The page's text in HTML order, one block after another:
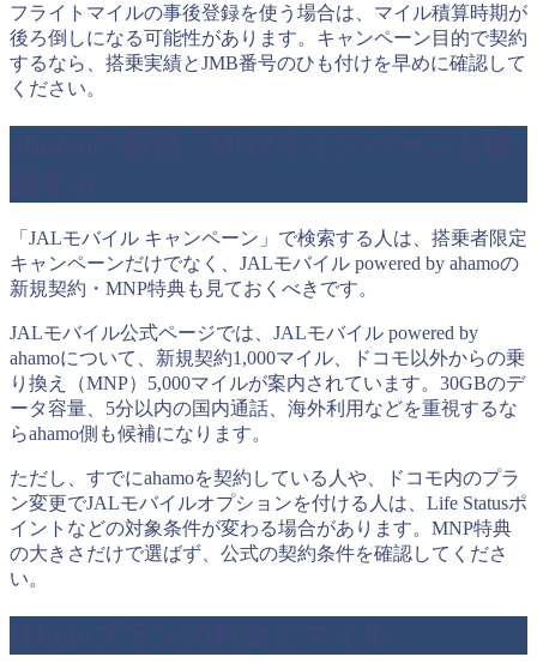
フライトマイルの事後登録を使う場合は、マイル積算時期が
後ろ倒しになる可能性があります。キャンペーン目的で契約
するなら、搭乗実績とJMB番号のひも付けを早めに確認して
ください。
「JALモバイル キャンペーン」で検索する人は、搭乗者限定
キャンペーンだけでなく、JALモバイル powered by ahamoの
新規契約・MNP特典も見ておくべきです。
JALモバイル公式ページでは、JALモバイル powered by
ahamoについて、新規契約1,000マイル、ドコモ以外からの乗
り換え（MNP）5,000マイルが案内されています。30GBのデ
ータ容量、5分以内の国内通話、海外利用などを重視するな
らahamo側も候補になります。
ただし、すでにahamoを契約している人や、ドコモ内のプラ
ン変更でJALモバイルオプションを付ける人は、Life Statusポ
イントなどの対象条件が変わる場合があります。MNP特典
の大きさだけで選ばず、公式の契約条件を確認してくださ
い。